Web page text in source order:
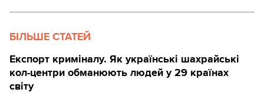
БІЛЬШЕ СТАТЕЙ
Експорт криміналу. Як українські шахрайські
кол-центри обманюють людей у 29 країнах
світу